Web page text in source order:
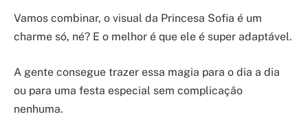
Vamos combinar, o visual da Princesa Sofia é um
charme só, né? E o melhor é que ele é super adaptável.
A gente consegue trazer essa magia para o dia a dia
ou para uma festa especial sem complicação
nenhuma.